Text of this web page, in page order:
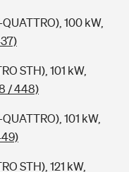
100 kW,
STH), 101 kW,
/ 448)
101 kW,
STH), 121 kW,